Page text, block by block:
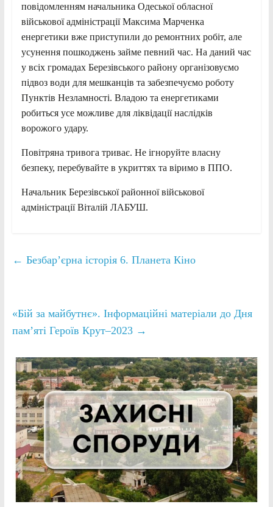
повідомленням начальника Одеської обласної
військової адміністрації Максима Марченка
енергетики вже приступили до ремонтних робіт, але
усунення пошкоджень займе певний час. На даний час
у всіх громадах Березівського району організовуємо
підвоз води для мешканців та забезпечуємо роботу
Пунктів Незламності. Владою та енергетиками
робиться усе можливе для ліквідації наслідків
ворожого удару.
Повітряна тривога триває. Не ігноруйте власну
безпеку, перебувайте в укриттях та віримо в ППО.
Начальник Березівської районної військової
адміністрації Віталій ЛАБУШ.
← Безбар’єрна історія 6. Планета Кіно
«Бій за майбутнє». Інформаційні матеріали до Дня
пам’яті Героїв Крут–2023 →